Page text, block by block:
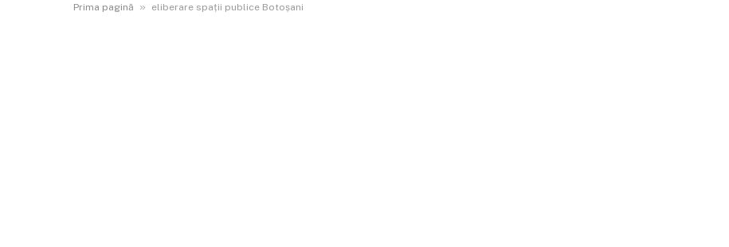
Prima pagină » eliberare spații publice Botoșani